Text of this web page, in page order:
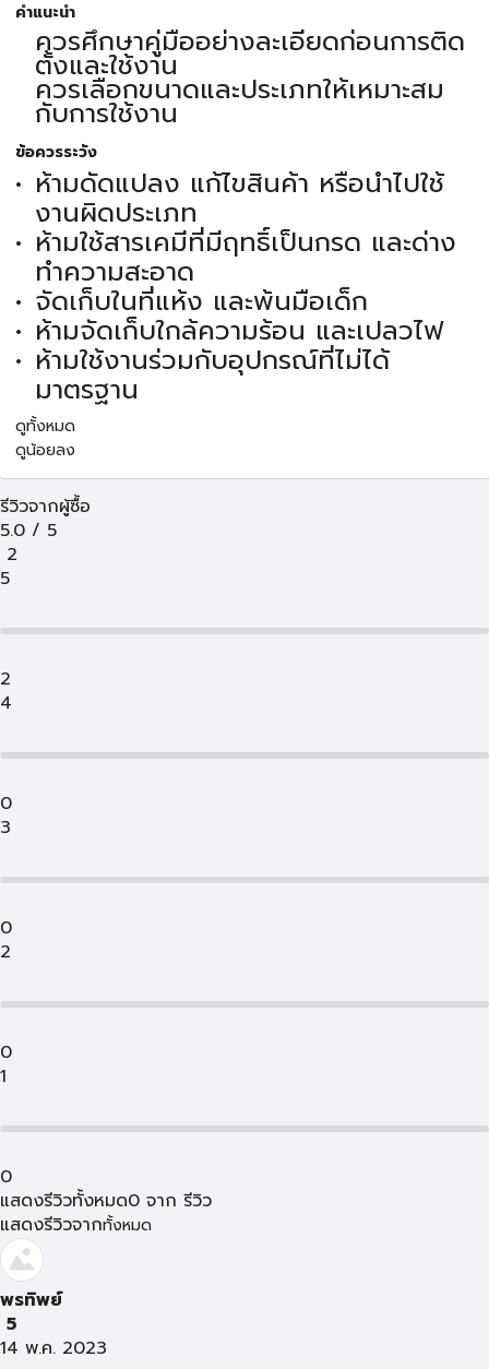
คำแนะนำ
ควรศึกษาคู่มืออย่างละเอียดก่อนการติด
ตั้งและใช้งาน
ควรเลือกขนาดและประเภทให้เหมาะสม
กับการใช้งาน
ข้อควรระวัง
ห้ามดัดแปลง แก้ไขสินค้า หรือนำไปใช้
งานผิดประเภท
ห้ามใช้สารเคมีที่มีฤทธิ์เป็นกรด และด่าง
ทำความสะอาด
จัดเก็บในที่แห้ง และพ้นมือเด็ก
ห้ามจัดเก็บใกล้ความร้อน และเปลวไฟ
ห้ามใช้งานร่วมกับอุปกรณ์ที่ไม่ได้
มาตรฐาน
ดูทั้งหมด
ดูน้อยลง
รีวิวจากผู้ซื้อ
5.0 / 5
2
5
2
4
0
3
0
2
0
1
0
แสดงรีวิวทั้งหมด0 จาก รีวิว
แสดงรีวิวจากทั้งหมด
พรทิพย์
5
14 พ.ค. 2023